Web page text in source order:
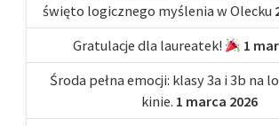
święto logicznego myślenia w Olecku
Gratulacje dla laureatek!
1
Środa pełna emocji: klasy 3a i 3b na
kinie. 1 marca 2026